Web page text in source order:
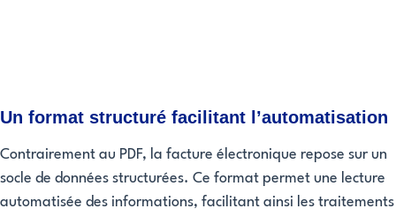
Un format structuré facilitant l’automatisation
Contrairement au PDF, la facture électronique repose sur un
socle de données structurées. Ce format permet une lecture
automatisée des informations, facilitant ainsi les traitements